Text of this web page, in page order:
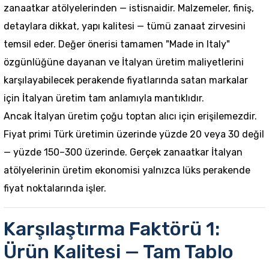
zanaatkar atölyelerinden — istisnaidir. Malzemeler, finiş,
detaylara dikkat, yapı kalitesi — tümü zanaat zirvesini
temsil eder. Değer önerisi tamamen "Made in Italy"
özgünlüğüne dayanan ve İtalyan üretim maliyetlerini
karşılayabilecek perakende fiyatlarında satan markalar
için İtalyan üretim tam anlamıyla mantıklıdır.
Ancak İtalyan üretim çoğu toptan alıcı için erişilemezdir.
Fiyat primi Türk üretimin üzerinde yüzde 20 veya 30 değil
— yüzde 150–300 üzerinde. Gerçek zanaatkar İtalyan
atölyelerinin üretim ekonomisi yalnızca lüks perakende
fiyat noktalarında işler.
Karşılaştırma Faktörü 1:
Ürün Kalitesi — Tam Tablo